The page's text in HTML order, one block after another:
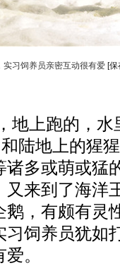
实习饲养员亲密互动很有爱 [
上跑的，水
陆地上的猩
多或萌或猛
来到了海洋
，有颇有灵
饲养员犹如
。